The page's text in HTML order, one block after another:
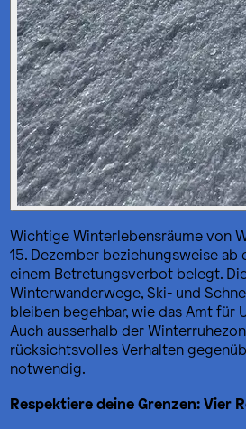
Wichtige Winterlebensräume von
15. Dezember beziehungsweise ab
einem Betretungsverbot belegt.
Winterwanderwege, Ski- und
bleiben begehbar, wie das Amt für
Auch ausserhalb der
rücksichtsvolles Verhalten
notwendig.
Respektiere deine Grenzen: Vier